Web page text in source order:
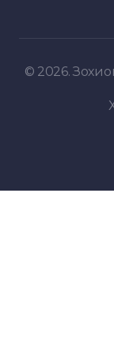
© 2026.